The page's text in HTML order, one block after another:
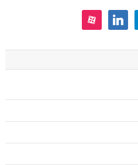
linkedin
aparat